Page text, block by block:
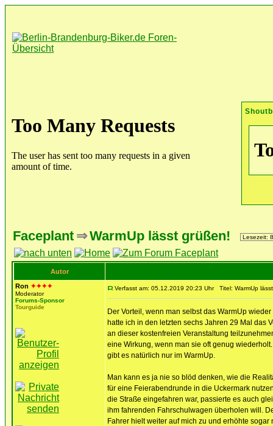
Faceplant ⇒WarmUp lässt grüßen! Lesezeit:
Autor
Ron ✦✦✦✦
Moderator
Forums-Sponsor
Tourguide
Verfasst am: 05.12.2019 20:23 Uhr Titel: WarmUp
Der Vorteil, wenn man selbst das WarmUp
hatte ich in den letzten sechs Jahren 29 Mal das
an dieser kostenfreien Veranstaltung
eine Wirkung, wenn man sie oft genug
gibt es natürlich nur im WarmUp.
Man kann es ja nie so blöd denken, wie die
für eine Feierabendrunde in die Uckermark
die Straße eingefahren war, passierte es auch
ihm fahrenden Fahrschulwagen überholen will.
Fahrer hielt weiter auf mich zu und erhöhte